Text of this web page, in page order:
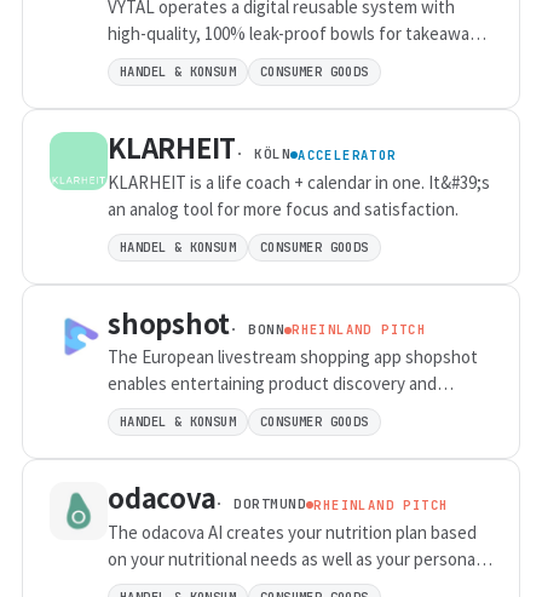
VYTAL operates a digital reusable system with
high-quality, 100% leak-proof bowls for takeaway
and delivery meals without a deposit. It is aimed at
canteen operators, restaurants, supermarkets and
delivery services who finance the system on a pay-
per-use basis. With the help of reminders,
incentives, gamification and promotions, we
motivate VYTAL users to return the bowl quickly in
order to use it optimally and to maximize the
economic and ecological added value.
HANDEL & KONSUM CONSUMER GOODS
KLARHEIT · KÖLN ACCELERATOR
KLARHEIT is a life coach + calendar in one. It&#39;s
an analog tool for more focus and satisfaction.
HANDEL & KONSUM CONSUMER GOODS
shopshot· BONN RHEINLAND PITCH
The European livestream shopping app shopshot
enables entertaining product discovery and
combines the advantages of offline and online
retail.
HANDEL & KONSUM CONSUMER GOODS
odacova· DORTMUND RHEINLAND PITCH
The odacova AI creates your nutrition plan based
on your nutritional needs as well as your personal
requirements and preferences. Flexible planning